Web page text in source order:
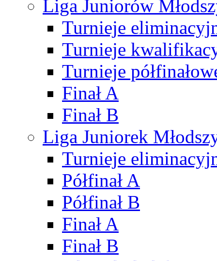
Liga Juniorów
Turnieje
Turnieje
Turnieje
Finał A
Finał B
Liga Juniorek
Turnieje
Półfinał A
Półfinał B
Finał A
Finał B